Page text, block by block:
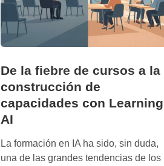
De la fiebre de cursos a la
construcción de
capacidades con
AI
La formación en IA ha sido, sin duda,
una de las grandes tendencias de los